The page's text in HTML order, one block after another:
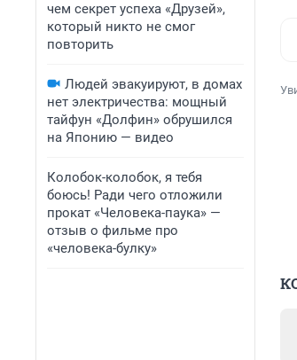
чем секрет успеха «Друзей»,
который никто не смог
повторить
Людей эвакуируют, в домах
нет электричества: мощный
тайфун «Долфин» обрушился
на Японию — видео
Колобок-колобок, я тебя
боюсь! Ради чего отложили
прокат «Человека-паука» —
отзыв о фильме про
«человека-булку»